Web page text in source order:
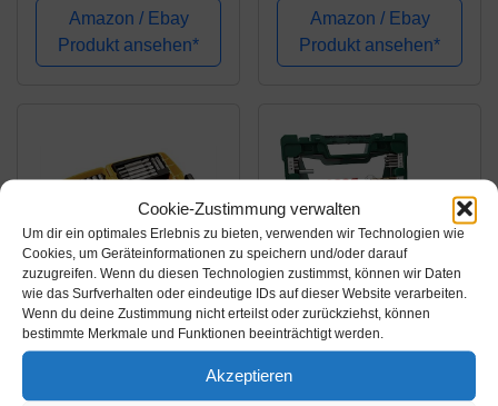
Cookie-Zustimmung verwalten
Um dir ein optimales Erlebnis zu bieten, verwenden wir Technologien wie
Cookies, um Geräteinformationen zu speichern und/oder darauf
zuzugreifen. Wenn du diesen Technologien zustimmst, können wir Daten
wie das Surfverhalten oder eindeutige IDs auf dieser Website verarbeiten.
Wenn du deine Zustimmung nicht erteilst oder zurückziehst, können
bestimmte Merkmale und Funktionen beeinträchtigt werden.
Akzeptieren
harte Schrauber Bits,
mit Universalhalter)
Amazon / Ebay
Produkt ansehen*
Amazon / Ebay
Produkt ansehen*
Amazon.de Amazon.de
27,47€